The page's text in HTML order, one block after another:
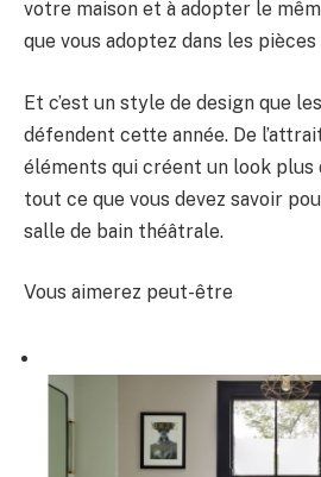
votre maison et à adopter le
que vous adoptez dans les
Et c’est un style de design que
défendent cette année. De
éléments qui créent un look plus
tout ce que vous devez savoir
salle de bain théâtrale.
Vous aimerez peut-être